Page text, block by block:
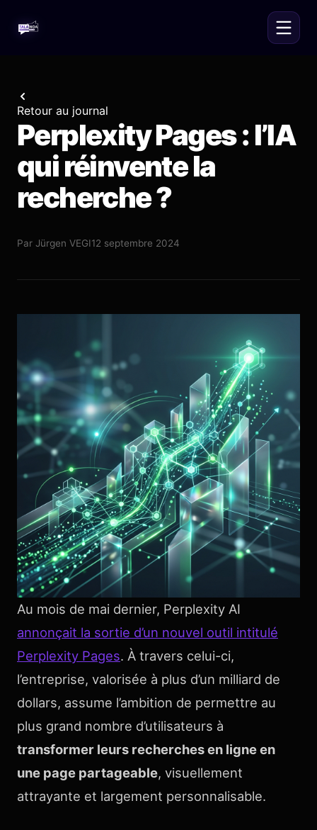
Retour au journal
Perplexity Pages : l’IA
qui réinvente la
recherche ?
Par Jürgen VEGI12 septembre 2024
Au mois de mai dernier, Perplexity AI
annonçait la sortie d’un nouvel outil intitulé
Perplexity Pages. À travers celui-ci,
l’entreprise, valorisée à plus d’un milliard de
dollars, assume l’ambition de permettre au
plus grand nombre d’utilisateurs à
transformer leurs recherches en ligne en
une page partageable, visuellement
attrayante et largement personnalisable.